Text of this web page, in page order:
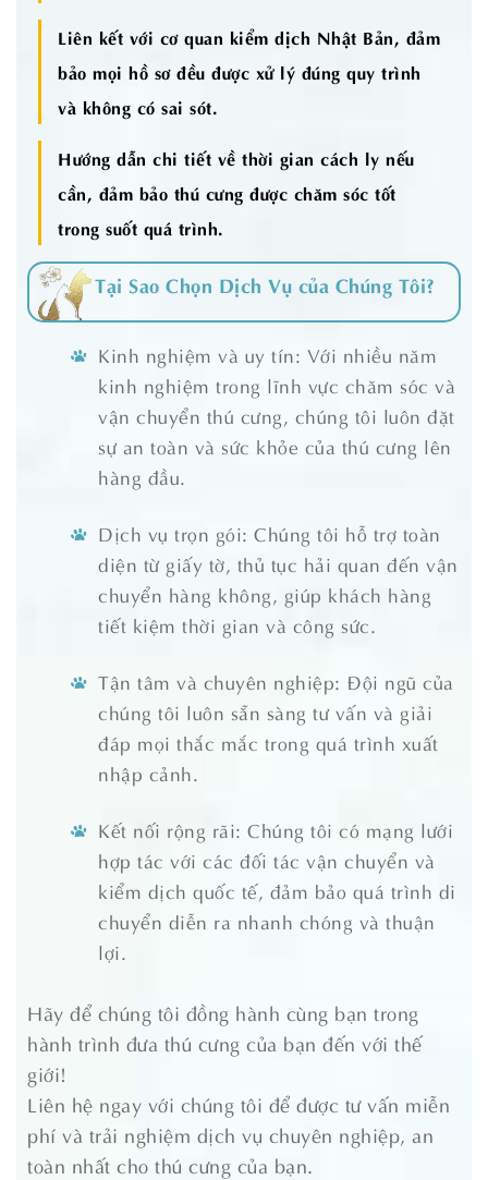
Liên kết với cơ quan kiểm dịch Nhật Bản, đảm
bảo mọi hồ sơ đều được xử lý đúng quy trình
và không có sai sót.
Hướng dẫn chi tiết về thời gian cách ly nếu
cần, đảm bảo thú cưng được chăm sóc tốt
trong suốt quá trình.
Tại Sao Chọn Dịch Vụ của Chúng Tôi?
Kinh nghiệm và uy tín: Với nhiều năm
kinh nghiệm trong lĩnh vực chăm sóc và
vận chuyển thú cưng, chúng tôi luôn đặt
sự an toàn và sức khỏe của thú cưng lên
hàng đầu.
Dịch vụ trọn gói: Chúng tôi hỗ trợ toàn
diện từ giấy tờ, thủ tục hải quan đến vận
chuyển hàng không, giúp khách hàng
tiết kiệm thời gian và công sức.
Tận tâm và chuyên nghiệp: Đội ngũ của
chúng tôi luôn sẵn sàng tư vấn và giải
đáp mọi thắc mắc trong quá trình xuất
nhập cảnh.
Kết nối rộng rãi: Chúng tôi có mạng lưới
hợp tác với các đối tác vận chuyển và
kiểm dịch quốc tế, đảm bảo quá trình di
chuyển diễn ra nhanh chóng và thuận
lợi.
Hãy để chúng tôi đồng hành cùng bạn trong
hành trình đưa thú cưng của bạn đến với thế
giới!
Liên hệ ngay với chúng tôi để được tư vấn miễn
phí và trải nghiệm dịch vụ chuyên nghiệp, an
toàn nhất cho thú cưng của bạn.